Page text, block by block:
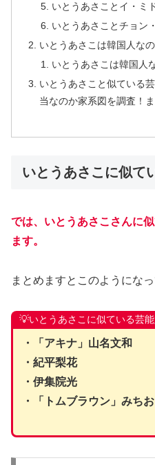
いとうあさことイ・ミ
いとうあさことチョン
いとうあさこは韓国人なの
いとうあさこは韓国人
いとうあさこと似ている
当なのか家系図を調査！
いとうあさこに似て
では、いとうあさこさんに
ます。
まとめますとこのようになっ
💡いとうあさこに似ている芸能
・「アキナ」山名文和
・紀平梨花
・伊集院光
・「トムブラウン」みちお